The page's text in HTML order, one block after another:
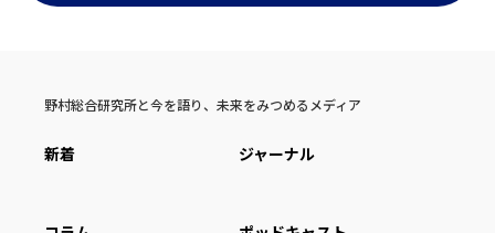
野村総合研究所と今を語り、未来をみつめるメディア
新着 ジャーナル